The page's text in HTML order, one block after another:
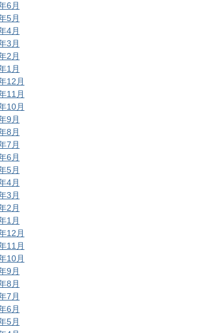
6月
5月
4月
3月
2月
1月
12月
11月
10月
9月
8月
7月
6月
5月
4月
3月
2月
1月
12月
11月
10月
9月
8月
7月
6月
5月